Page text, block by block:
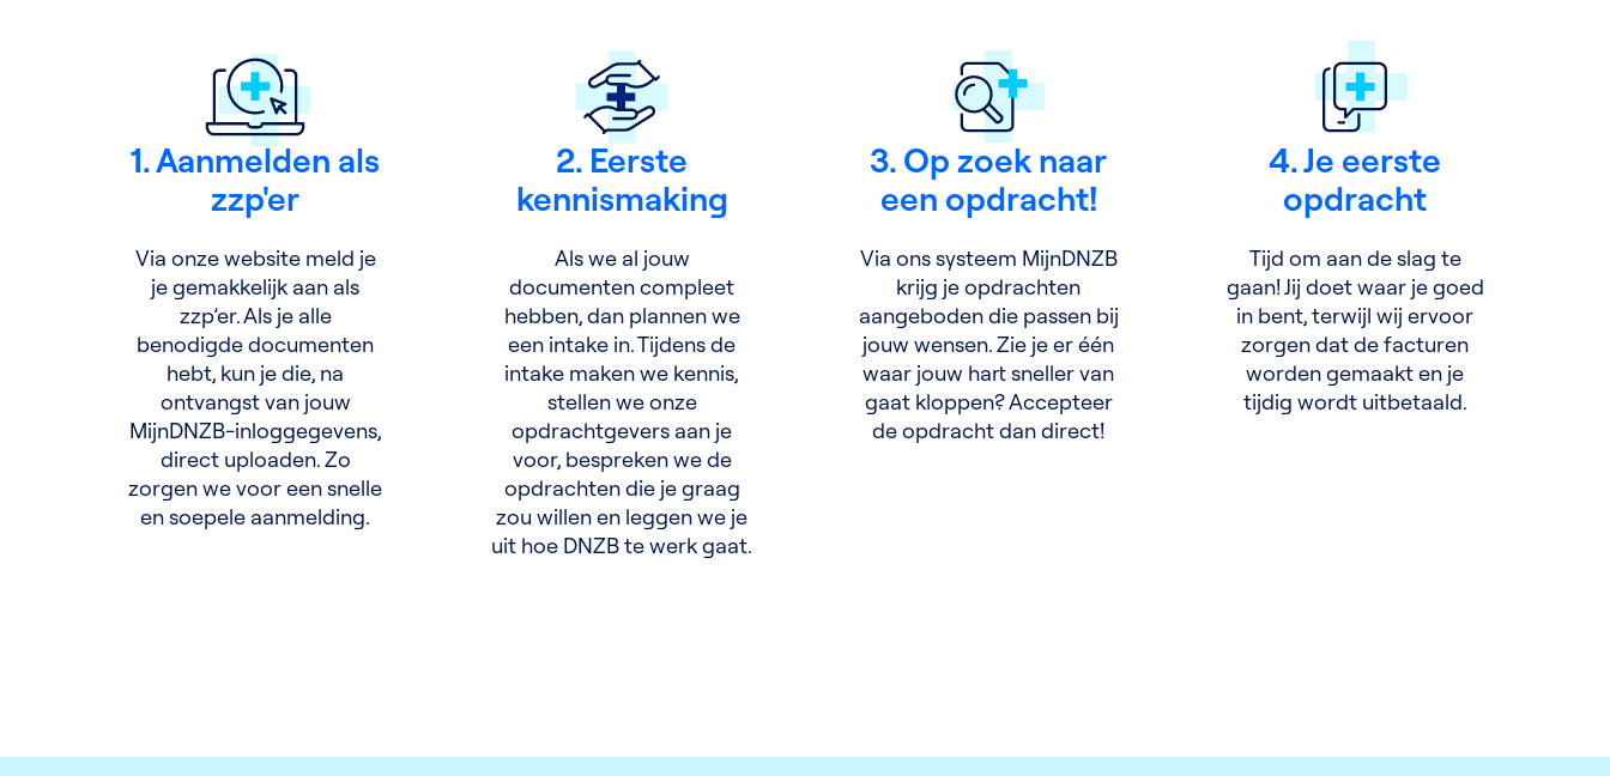
1. Aanmelden als
zzp'er
Via onze website meld je
je gemakkelijk aan als
zzp’er. Als je alle
benodigde documenten
hebt, kun je die, na
ontvangst van jouw
MijnDNZB-inloggegevens,
direct uploaden. Zo
zorgen we voor een snelle
en soepele aanmelding.
2. Eerste
kennismaking
Als we al jouw
documenten compleet
hebben, dan plannen we
een intake in. Tijdens de
intake maken we kennis,
stellen we onze
opdrachtgevers aan je
voor, bespreken we de
opdrachten die je graag
zou willen en leggen we je
uit hoe DNZB te werk gaat.
3. Op zoek naar
een opdracht!
Via ons systeem MijnDNZB
krijg je opdrachten
aangeboden die passen bij
jouw wensen. Zie je er één
waar jouw hart sneller van
gaat kloppen? Accepteer
de opdracht dan direct!
4. Je eerste
opdracht
Tijd om aan de slag te
gaan! Jij doet waar je goed
in bent, terwijl wij ervoor
zorgen dat de facturen
worden gemaakt en je
tijdig wordt uitbetaald.